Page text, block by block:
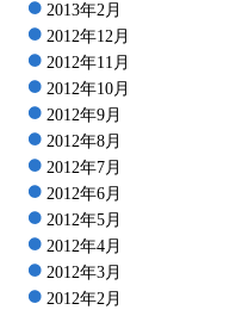
2013年2月
2012年12月
2012年11月
2012年10月
2012年9月
2012年8月
2012年7月
2012年6月
2012年5月
2012年4月
2012年3月
2012年2月